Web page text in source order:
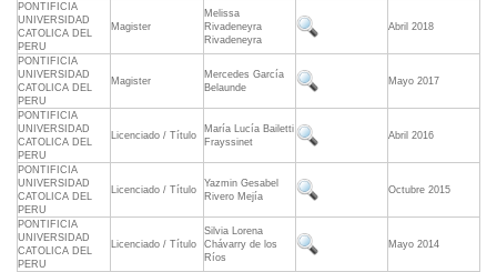
PONTIFICIA
UNIVERSIDAD
CATOLICA DEL
PERU
Magister
Melissa
Rivadeneyra
Rivadeneyra
Abril 2018
PONTIFICIA
UNIVERSIDAD
CATOLICA DEL
PERU
Magister
Mercedes García
Belaunde
Mayo 2017
PONTIFICIA
UNIVERSIDAD
CATOLICA DEL
PERU
Licenciado / Título
María Lucía Bailetti
Frayssinet
Abril 2016
PONTIFICIA
UNIVERSIDAD
CATOLICA DEL
PERU
Licenciado / Título
Yazmin Gesabel
Rivero Mejía
Octubre 2015
PONTIFICIA
UNIVERSIDAD
CATOLICA DEL
PERU
Licenciado / Título
Silvia Lorena
Chávarry de los
Ríos
Mayo 2014